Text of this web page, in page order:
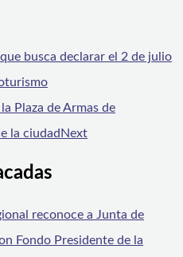
busca declarar el 2 de julio
Plaza de Armas de
la ciudadNext